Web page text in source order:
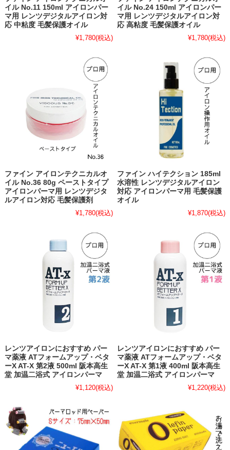
イル No.11 150ml アイロンパー
マ用 レンツデジタルアイロン対
応 中粘度 毛髪保護オイル
¥1,780(税込)
イル No.24 150ml アイロンパー
マ用 レンツデジタルアイロン対
応 高粘度 毛髪保護オイル
¥1,780(税込)
ファイン アイロンテクニカルオ
イル No.36 80g ペーストタイプ
アイロンパーマ用 レンツデジタ
ルアイロン対応 毛髪保護剤
¥1,780(税込)
ファイン ハイテクション 185ml
水溶性 レンツデジタルアイロン
対応 アイロンパーマ用 毛髪保護
オイル
¥1,870(税込)
レンツアイロンにおすすめ パー
マ薬液 ATフォームアップ・ベタ
ーX AT-X 第2液 500ml 阪本高生
堂 加温二浴式 アイロンパーマ
¥1,120(税込)
レンツアイロンにおすすめ パー
マ薬液 ATフォームアップ・ベタ
ーX AT-X 第1液 400ml 阪本高生
堂 加温二浴式 アイロンパーマ
¥1,220(税込)